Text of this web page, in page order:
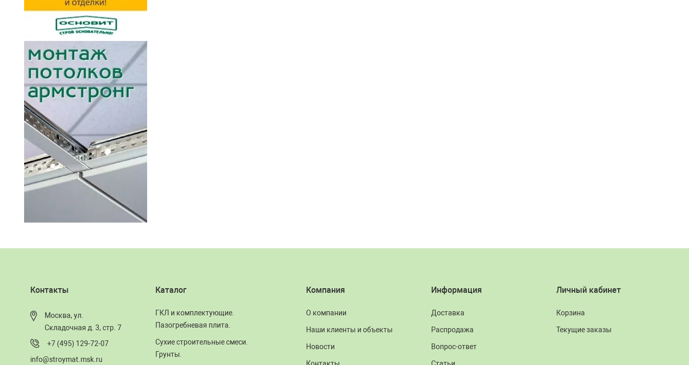
Контакты
Москва, ул.
Складочная д. 3, стр. 7
+7 (495) 129-72-07
info@stroymat.msk.ru
Каталог
ГКЛ и комплектующие.
Пазогребневая плита.
Сухие строительные смеси.
Грунты.
Компания
О компании
Наши клиенты и объекты
Новости
Контакты
Информация
Доставка
Распродажа
Вопрос-ответ
Статьи
Личный кабинет
Корзина
Текущие заказы